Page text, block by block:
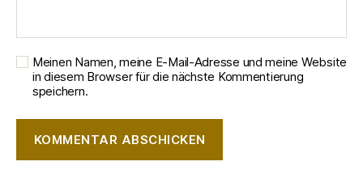
Meinen Namen, meine E-Mail-Adresse und meine Website
in diesem Browser für die nächste Kommentierung
speichern.